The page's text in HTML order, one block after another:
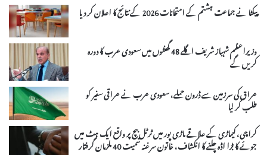
پیکٹا نے جماعت ہشتم کے امتحانات 2026 کے نتائج کا اعلان کر دیا
وزیراعظم شہباز شریف اگلے 48 گھنٹوں میں سعودی عرب کا دورہ
کریں گے
عراق کی سرزمین سے ڈرون حملے، سعودی عرب نے عراقی سفیر کو
طلب کر لیا
کراچی، کیماڑی کے علاقے ماڑی پور میں ٹرٹل بیچ پر واقع ایک ہٹ میں
جوئے کا بڑا اڈہ چلنے کا انکشاف، خاتون سرغنہ سمیت 40 ملزمان گرفتار